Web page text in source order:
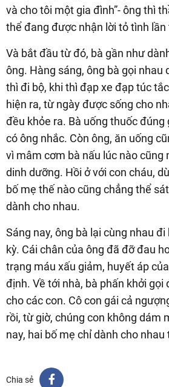
và cho tôi một gia đình”- ông thì
thể đang được nhận lời tỏ tình lần
Và bắt đầu từ đó, bà gần như
ông. Hàng sáng, ông bà gọi nhau
thì đi bộ, khi thì đạp xe đạp túc
hiện ra, từ ngày được sống cho
đều khỏe ra. Bà uống thuốc đúng
có ông nhắc. Còn ông, ăn uống
vì mâm cơm bà nấu lúc nào cũng
dinh dưỡng. Hồi ở với con cháu,
bố mẹ thế nào cũng chẳng thể
dành cho nhau.
Sáng nay, ông bà lại cùng nhau
kỳ. Cái chân của ông đã đỡ đau
trạng máu xấu giảm, huyết áp
định. Về tới nhà, bà phấn khởi gọi
cho các con. Cô con gái cả
rồi, từ giờ, chúng con không dám
nay, hai bố mẹ chỉ dành cho nhau
Chia sẻ